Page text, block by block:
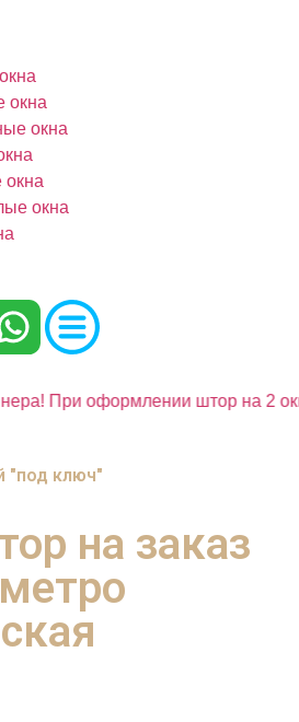
окна
окна
окна
окна
При оформлении штор на 2
"под ключ"
на заказ